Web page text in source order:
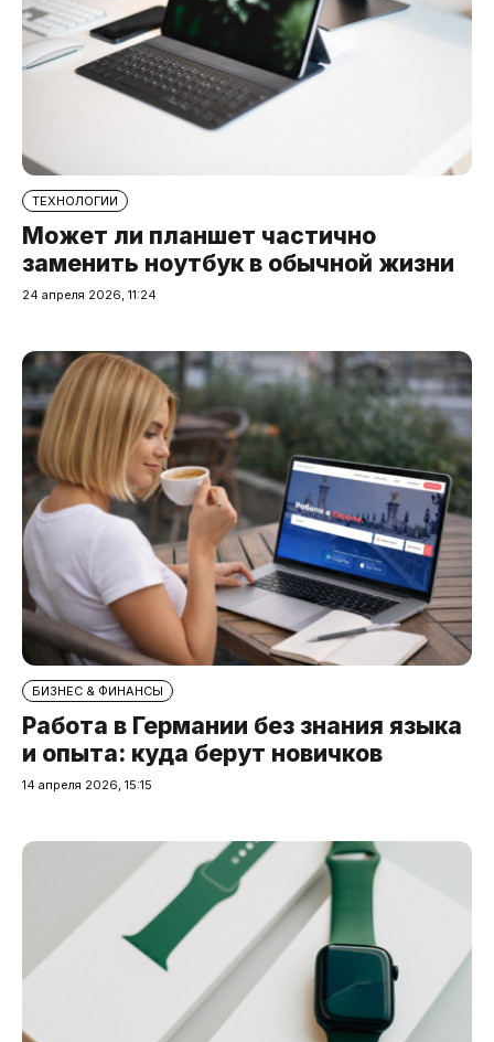
ТЕХНОЛОГИИ
Может ли планшет частично
заменить ноутбук в обычной жизни
24 апреля 2026, 11:24
БИЗНЕС & ФИНАНСЫ
Работа в Германии без знания языка
и опыта: куда берут новичков
14 апреля 2026, 15:15